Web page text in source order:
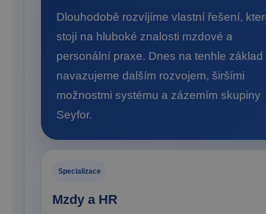
Dlouhodobě rozvíjíme vlastní řešení,
stojí na hluboké znalosti mzdové a
personální praxe. Dnes na tenhle základ
navazujeme dalším rozvojem, širšími
možnostmi systému a zázemím skupiny
Seyfor.
Specializace
Mzdy a HR